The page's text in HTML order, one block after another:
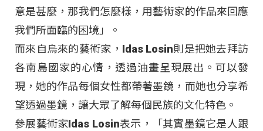
意是甚麼，那我們怎麼樣，用藝術家的作品來回應
我們所面臨的困境」。
而來自烏來的藝術家，Idas Losin則是把她去拜訪
各南島國家的心情，透過油畫呈現展出。可以發
現，她的作品每個女性都帶著墨鏡，而她也分享希
望透過墨鏡，讓大眾了解每個民族的文化特色。
參展藝術家Idas Losin表示，「其實墨鏡它是人跟